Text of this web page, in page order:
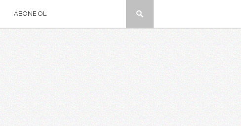
ABONE OL